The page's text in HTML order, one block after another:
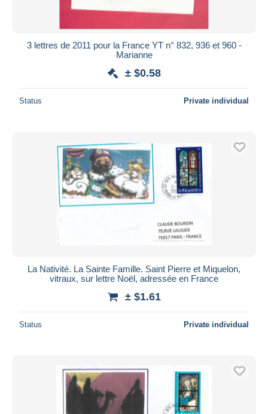
3 lettres de 2011 pour la France YT n° 832, 936 et 960 -
Marianne
± $0.58
Status Private individual
La Nativité. La Sainte Famille. Saint Pierre et Miquelon,
vitraux, sur lettre Noël, adressée en France
± $1.61
Status Private individual